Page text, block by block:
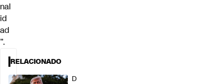
nal
id
ad
”.
RELACIONADO
D